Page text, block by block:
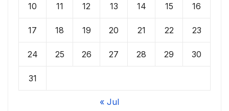
10 11 12 13 14 15 16
17 18 19 20 21 22 23
24 25 26 27 28 29 30
31
« Jul